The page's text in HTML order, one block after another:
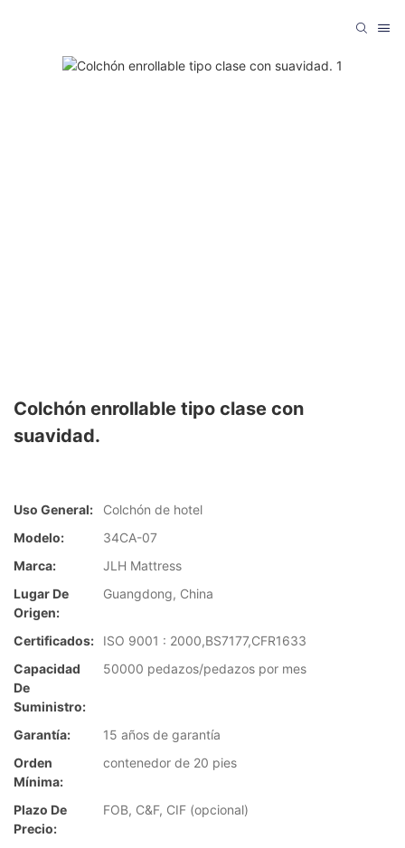
Colchón enrollable tipo clase con
suavidad.
Uso General:
Colchón de hotel
Modelo:
34CA-07
Marca:
JLH Mattress
Lugar De
Origen:
Guangdong, China
Certificados:
ISO 9001 : 2000,BS7177,CFR1633
Capacidad
De
Suministro:
50000 pedazos/pedazos por mes
Garantía:
15 años de garantía
Orden
Mínima:
contenedor de 20 pies
Plazo De
Precio:
FOB, C&F, CIF (opcional)